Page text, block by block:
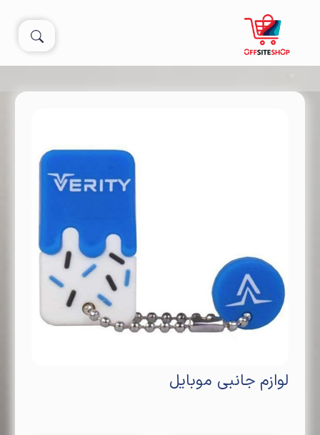
لوازم جانبی موبایل